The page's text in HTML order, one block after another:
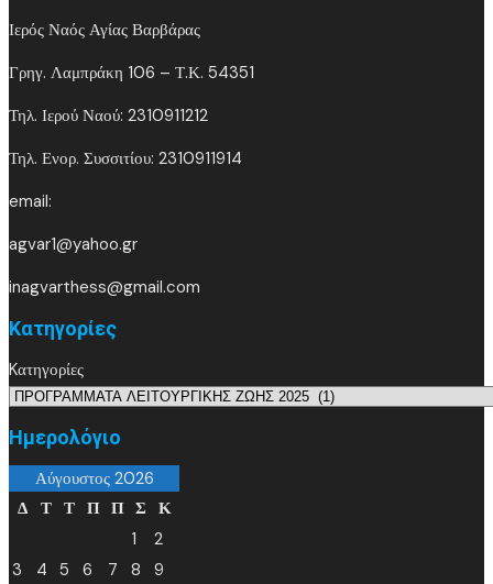
Ιερός Ναός Αγίας Βαρβάρας
Γρηγ. Λαμπράκη 106 – Τ.Κ. 54351
Τηλ. Ιερού Ναού: 2310911212
Τηλ. Ενορ. Συσσιτίου: 2310911914
email:
agvar1@yahoo.gr
inagvarthess@gmail.com
Kατηγορίες
Kατηγορίες
Ημερολόγιο
Αύγουστος 2026
Δ
Τ Τ Π Π Σ Κ
1
2
3
4 5 6 7 8
9